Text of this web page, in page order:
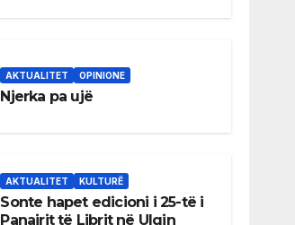
AKTUALITET OPINIONE
Njerka pa ujë
AKTUALITET KULTURË
Sonte hapet edicioni i 25-të i
Panairit të Librit në Ulqin